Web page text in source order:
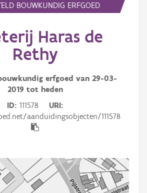
BOUWKUNDIG ERFGOED
Haras de
Rethy
erfgoed van 29-03-
2019 tot heden
ID 111578
URI
aanduidingsobjecten/111578